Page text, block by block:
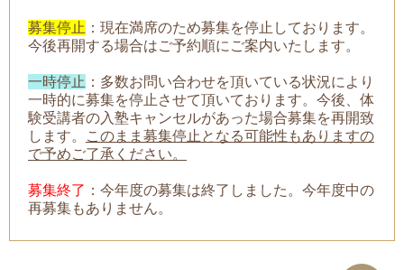
募集停止 ：現在満席のため募集を停止しております。
今後再開する場合はご予約順にご案内いたします。
一時停止 ： 多数お問い合わせを頂いている状況により
一時的に募集を停止させて頂いております。今後、体
験受講者の入塾キャンセルがあった場合募集を再開致
します。
このまま募集停止となる可能性もありますの
で予めご了承ください。
募集終了 ：今年度の募集は終了しました。今年度中の
再募集もありません。